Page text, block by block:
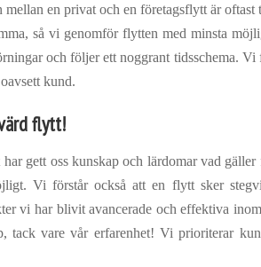
en privat och en företagsflytt är oftast
så vi genomför flytten med minsta
och följer ett noggrant tidsschema. Vi
kund.
flytt!
gett oss kunskap och lärdomar vad
Vi förstår också att en flytt sker
vi har blivit avancerade och effektiva
tack vare vår erfarenhet! Vi prioriterar